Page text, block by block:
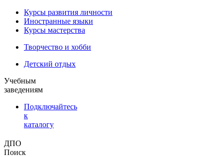
Курсы развития личности
Иностранные языки
Курсы мастерства
Творчество и хобби
Детский отдых
Учебным
заведениям
Подключайтесь
к
каталогу
ДПО
Поиск